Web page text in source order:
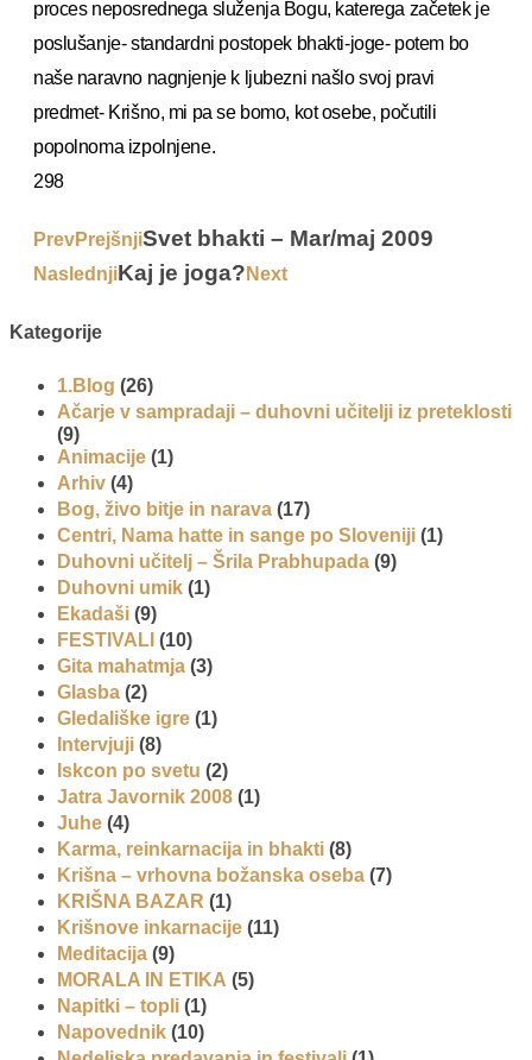
proces neposrednega služenja Bogu, katerega začetek je
poslušanje- standardni postopek bhakti-joge- potem bo
naše naravno nagnjenje k ljubezni našlo svoj pravi
predmet- Krišno, mi pa se bomo, kot osebe, počutili
popolnoma izpolnjene.
298
PrevPrejšnjiSvet bhakti – Mar/maj 2009
NaslednjiKaj je joga? Next
Kategorije
1.Blog (26)
Ačarje v sampradaji – duhovni učitelji iz preteklosti
(9)
Animacije (1)
Arhiv (4)
Bog, živo bitje in narava (17)
Centri, Nama hatte in sange po Sloveniji (1)
Duhovni učitelj – Šrila Prabhupada (9)
Duhovni umik (1)
Ekadaši (9)
FESTIVALI (10)
Gita mahatmja (3)
Glasba (2)
Gledališke igre (1)
Intervjuji (8)
Iskcon po svetu (2)
Jatra Javornik 2008 (1)
Juhe (4)
Karma, reinkarnacija in bhakti (8)
Krišna – vrhovna božanska oseba (7)
KRIŠNA BAZAR (1)
Krišnove inkarnacije (11)
Meditacija (9)
MORALA IN ETIKA (5)
Napitki – topli (1)
Napovednik (10)